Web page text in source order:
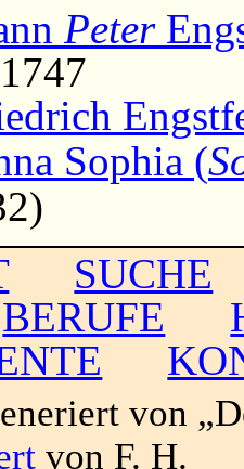
Peter
Sophia (
SUCHE
BERUFE
von
von F. H.